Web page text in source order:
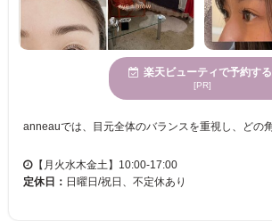
楽天ビューティで予約する
[PR]
【月火水木金土】10:00-17:00
定休日： 日曜日/祝日、不定休あり